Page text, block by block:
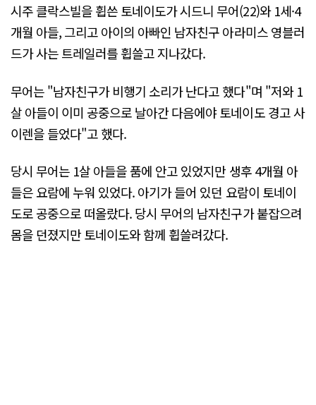
시주 클락스빌을 휩쓴 토네이도가 시드니 무어(22)와 1세·4
개월 아들, 그리고 아이의 아빠인 남자친구 아라미스 영블러
드가 사는 트레일러를 휩쓸고 지나갔다.
무어는 "남자친구가 비행기 소리가 난다고 했다"며 "저와 1
살 아들이 이미 공중으로 날아간 다음에야 토네이도 경고 사
이렌을 들었다"고 했다.
당시 무어는 1살 아들을 품에 안고 있었지만 생후 4개월 아
들은 요람에 누워 있었다. 아기가 들어 있던 요람이 토네이
도로 공중으로 떠올랐다. 당시 무어의 남자친구가 붙잡으려
몸을 던졌지만 토네이도와 함께 휩쓸려갔다.